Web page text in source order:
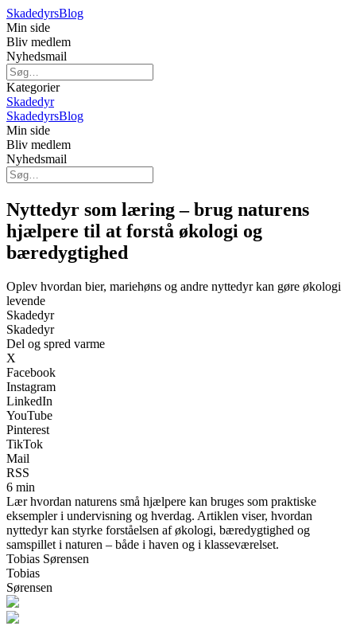
SkadedyrsBlog
Min side
Bliv medlem
Nyhedsmail
Kategorier
Skadedyr
SkadedyrsBlog
Min side
Bliv medlem
Nyhedsmail
Nyttedyr som læring – brug naturens
hjælpere til at forstå økologi og
bæredygtighed
Oplev hvordan bier, mariehøns og andre nyttedyr kan gøre økologi
levende
Skadedyr
Skadedyr
Del og spred varme
X
Facebook
Instagram
LinkedIn
YouTube
Pinterest
TikTok
Mail
RSS
6 min
Lær hvordan naturens små hjælpere kan bruges som praktiske
eksempler i undervisning og hverdag. Artiklen viser, hvordan
nyttedyr kan styrke forståelsen af økologi, bæredygtighed og
samspillet i naturen – både i haven og i klasseværelset.
Tobias Sørensen
Tobias
Sørensen